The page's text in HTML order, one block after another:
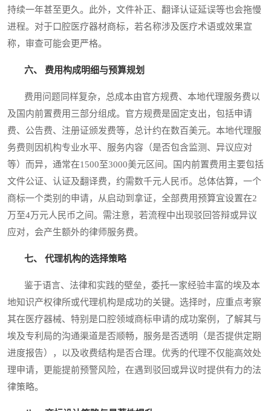
持续一年甚至更久。此外，文件补正、翻译认证延误等也会拖慢
进程。对于口腔医疗器材商标，若名称涉及医疗术语或效果宣
称，审查可能会更严格。
六、 费用构成明细与预算规划
费用问题同样复杂，总成本由官方规费、本地代理服务费以
及国内前置费用三部分组成。官方规费是固定支出，包括申请
费、公告费、注册证颁发费等，总计约在数百美元。本地代理服
务费则因机构专业水平、服务内容（是否包含监测、异议应对
等）而异，通常在1500至3000美元区间。国内前置费用主要包括
文件公证、认证及翻译费，约需数千元人民币。总体估算，一个
商标一个类别的申请，从启动到拿证，全部费用预算宜设置在2
万至4万元人民币之间。需注意，若流程中出现驳回答辩或异议
应对，会产生额外的律师服务费。
七、 代理机构的选择策略
鉴于语言、法律和实践的壁垒，委托一家经验丰富的埃及本
地知识产权律所或代理机构是成功的关键。选择时，应重点考察
其在医疗器械、特别是口腔领域商标申请的成功案例，了解其与
埃及专利局的沟通渠道是否顺畅，服务是否透明（是否提供定期
进度报告），以及收费结构是否合理。优秀的代理不仅能高效处
理申请，更能提前预警风险，在遇到驳回或异议时提供有力的法
律策略。